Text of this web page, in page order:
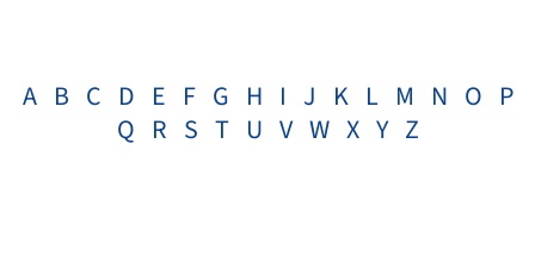
A B C D E F G H I J K L M N O P
Q R S T U V W X Y Z